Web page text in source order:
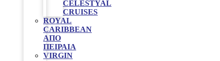
CELESTYAL
CRUISES
ROYAL
CARIBBEAN
ΑΠΌ
ΠΕΙΡΑΙΆ
VIRGIN